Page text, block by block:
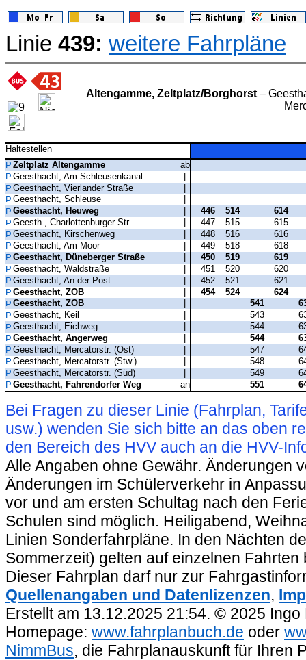
Linie 439: weitere Fahrpläne
Altengamme, Zeltplatz/Borghorst–
Haltestellen
Zeltplatz Altengamme
ab
Geesthacht, Am Schleusenkanal
|
Geesthacht, Vierlander Straße
|
Geesthacht, Schleuse
Geesthacht, Heuweg
446 514
614
Geesth., Charlottenburger Str.
447 515
615
Geesthacht, Kirschenweg
448 516
616
Geesthacht, Am Moor
449 518
618
Geesthacht, Düneberger Straße
450 519
619
Geesthacht, Waldstraße
451 520
620
Geesthacht, An der Post
| 452 521
621
Geesthacht, ZOB
| 454 524
624
Geesthacht, ZOB
541
Geesthacht, Keil
543
Geesthacht, Eichweg
544
Geesthacht, Angerweg
544
Geesthacht, Mercatorstr. (Ost)
547
Geesthacht, Mercatorstr. (Stw.)
548
Geesthacht, Mercatorstr. (Süd)
549
Geesthacht, Fahrendorfer Weg
an 551
Bei Fragen zu dieser Linie (Fahrplan,
usw.) wenden Sie sich bitte an das oben
den Bereich des HVV auch an die HVV-
Alle Angaben ohne Gewähr. Änderungen
Änderungen im Schülerverkehr in
vor und am ersten Schultag nach den
Schulen sind möglich. Heiligabend,
Linien Sonderfahrpläne. In den Nächten
Sommerzeit) gelten auf einzelnen
Dieser Fahrplan darf nur zur
Quellenangaben und Datenlizenzen,
Erstellt am 13.12.2025 21:54. © 2025
Homepage: www.fahrplanbuch.de oder
NimmBus, die Fahrplanauskunft für Ihren